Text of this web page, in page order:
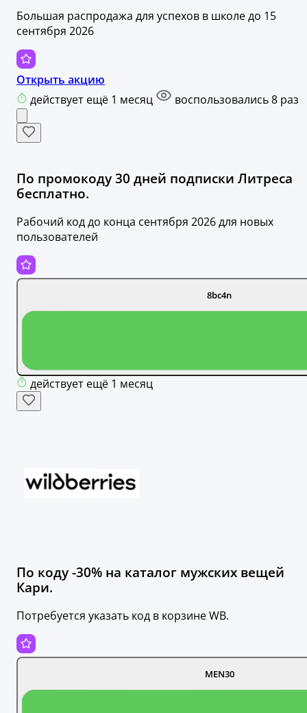
Большая распродажа для успехов в школе до 15
сентября 2026
Открыть акцию
действует ещё 1 месяц
воспользовались 8 раз
По промокоду 30 дней подписки Литреса
бесплатно.
Рабочий код до конца сентября 2026 для новых
пользователей
8bc4n
действует ещё 1 месяц
По коду -30% на каталог мужских вещей
Кари.
Потребуется указать код в корзине WB.
MEN30